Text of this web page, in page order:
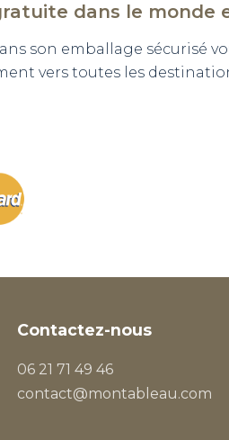
dans le monde
son emballage sécurisé
vers toutes les
Contactez-nous
06 21 71 49 46
contact@montableau.com